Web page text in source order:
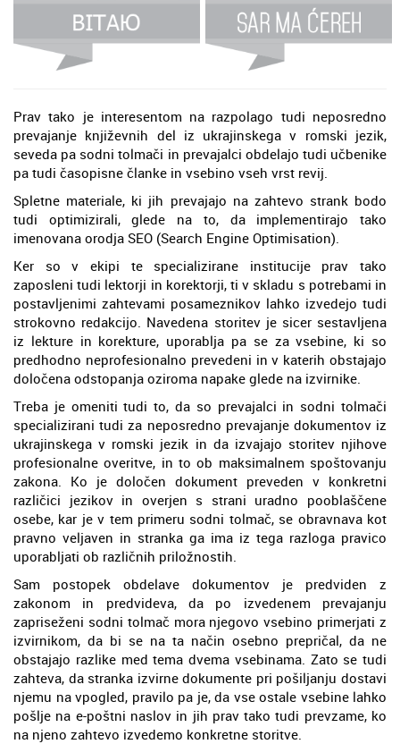
Prav tako je interesentom na razpolago tudi neposredno
prevajanje književnih del iz ukrajinskega v romski jezik,
seveda pa sodni tolmači in prevajalci obdelajo tudi učbenike
pa tudi časopisne članke in vsebino vseh vrst revij.
Spletne materiale, ki jih prevajajo na zahtevo strank bodo
tudi optimizirali, glede na to, da implementirajo tako
imenovana orodja SEO (Search Engine Optimisation).
Ker so v ekipi te specializirane institucije prav tako
zaposleni tudi lektorji in korektorji, ti v skladu s potrebami in
postavljenimi zahtevami posameznikov lahko izvedejo tudi
strokovno redakcijo. Navedena storitev je sicer sestavljena
iz lekture in korekture, uporablja pa se za vsebine, ki so
predhodno neprofesionalno prevedeni in v katerih obstajajo
določena odstopanja oziroma napake glede na izvirnike.
Treba je omeniti tudi to, da so prevajalci in sodni tolmači
specializirani tudi za neposredno prevajanje dokumentov iz
ukrajinskega v romski jezik in da izvajajo storitev njihove
profesionalne overitve, in to ob maksimalnem spoštovanju
zakona. Ko je določen dokument preveden v konkretni
različici jezikov in overjen s strani uradno pooblaščene
osebe, kar je v tem primeru sodni tolmač, se obravnava kot
pravno veljaven in stranka ga ima iz tega razloga pravico
uporabljati ob različnih priložnostih.
Sam postopek obdelave dokumentov je predviden z
zakonom in predvideva, da po izvedenem prevajanju
zapriseženi sodni tolmač mora njegovo vsebino primerjati z
izvirnikom, da bi se na ta način osebno prepričal, da ne
obstajajo razlike med tema dvema vsebinama. Zato se tudi
zahteva, da stranka izvirne dokumente pri pošiljanju dostavi
njemu na vpogled, pravilo pa je, da vse ostale vsebine lahko
pošlje na e-poštni naslov in jih prav tako tudi prevzame, ko
na njeno zahtevo izvedemo konkretne storitve.